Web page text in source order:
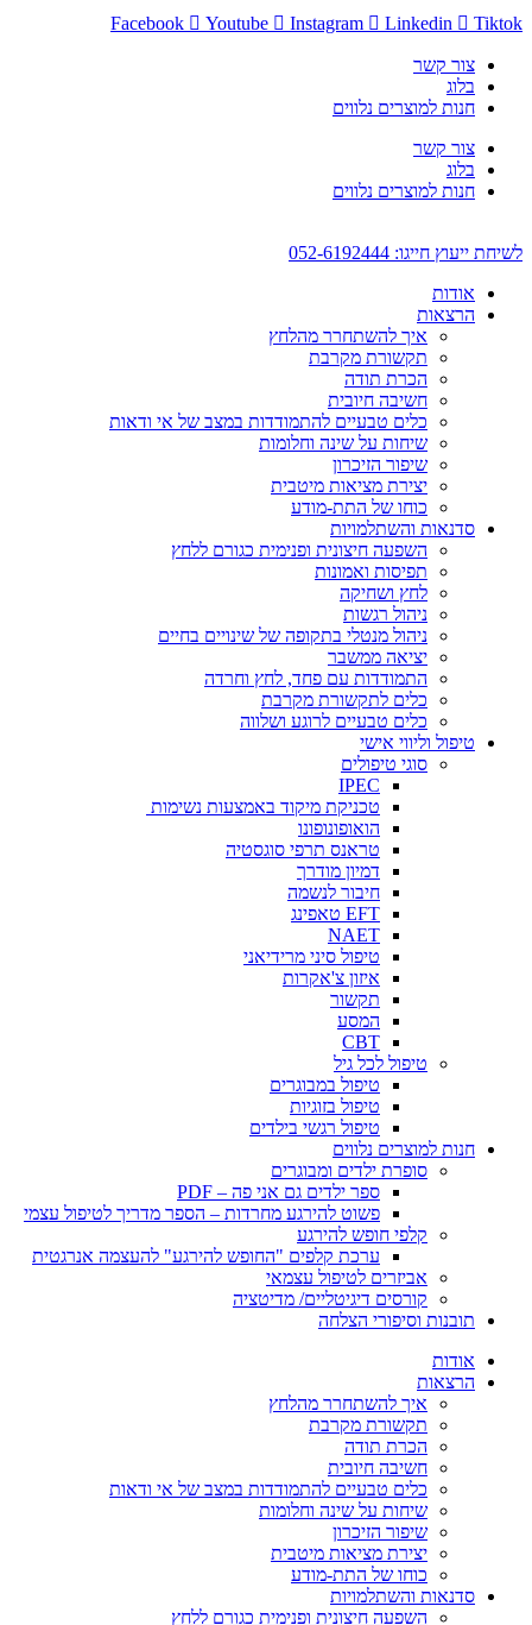
דלג
Facebook Youtube Instagram Linkedin Tiktok
צור קשר
בלוג
חנות למוצרים נלווים
צור קשר
בלוג
חנות למוצרים נלווים
לשיחת ייעוץ חייגו: 052-6192444
אודות
הרצאות
איך להשתחרר מהלחץ
תקשורת מקרבת
הכרת תודה
חשיבה חיובית
כלים טבעיים להתמודדות במצב של אי ודאות
שיחות על שינה וחלומות
שיפור הזיכרון
יצירת מציאות מיטבית
כוחו של התת-מודע
סדנאות והשתלמויות
השפעה חיצונית ופנימית כגורם ללחץ
תפיסות ואמונות
לחץ ושחיקה
ניהול רגשות
ניהול מנטלי בתקופה של שינויים בחיים
יציאה ממשבר
התמודדות עם פחד, לחץ וחרדה
כלים לתקשורת מקרבת
כלים טבעיים לרוגע ושלווה
טיפול וליווי אישי
סוגי טיפולים
IPEC
טכניקת מיקוד באמצעות נשימות
הואופונופונו
טראנס תרפי סוגסטיה
דמיון מודרך
חיבור לנשמה
EFT טאפינג
NAET
טיפול סיני מרידיאני
איזון צ'אקרות
תקשור
המסע
CBT
טיפול לכל גיל
טיפול במבוגרים
טיפול בזוגיות
טיפול רגשי בילדים
חנות למוצרים נלווים
סופרת ילדים ומבוגרים
ספר ילדים גם אני פה – PDF
פשוט להירגע מחרדות – הספר מדריך לטיפול עצמי
קלפי חופש להירגע
ערכת קלפים "החופש להירגע" להעצמה אנרגטית
אביזרים לטיפול עצמאי
קורסים דיגיטליים/ מדיטציה
תובנות וסיפורי הצלחה
אודות
הרצאות
איך להשתחרר מהלחץ
תקשורת מקרבת
הכרת תודה
חשיבה חיובית
כלים טבעיים להתמודדות במצב של אי ודאות
שיחות על שינה וחלומות
שיפור הזיכרון
יצירת מציאות מיטבית
כוחו של התת-מודע
סדנאות והשתלמויות
השפעה חיצונית ופנימית כגורם ללחץ